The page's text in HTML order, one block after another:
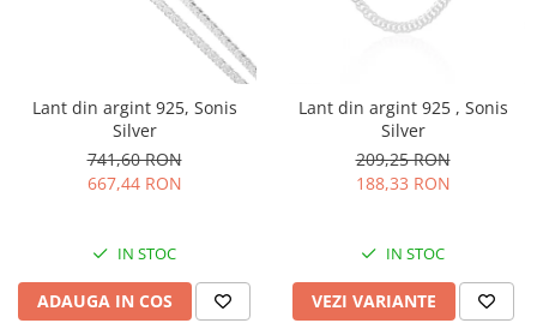
Lant din argint 925, Sonis
Silver
741,60 RON
667,44 RON
IN STOC
ADAUGA IN COS
Lant din argint 925 , Sonis
Silver
209,25 RON
188,33 RON
IN STOC
VEZI VARIANTE